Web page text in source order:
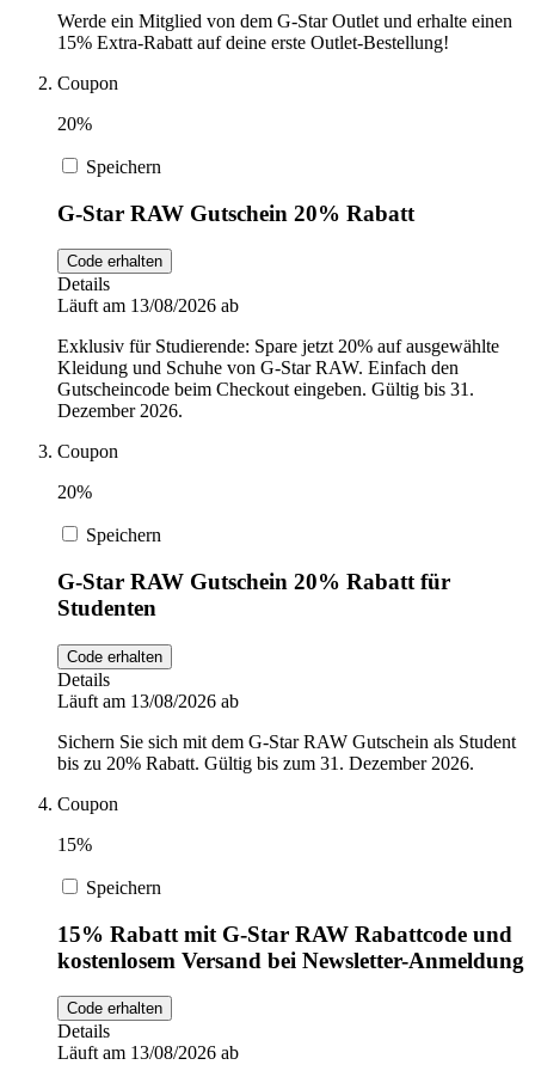
Werde ein Mitglied von dem G-Star Outlet und erhalte einen
15% Extra-Rabatt auf deine erste Outlet-Bestellung!
Coupon
20%
Speichern
G-Star RAW Gutschein 20% Rabatt
Code erhalten
Details
Läuft am 13/08/2026 ab
Exklusiv für Studierende: Spare jetzt 20% auf ausgewählte
Kleidung und Schuhe von G-Star RAW. Einfach den
Gutscheincode beim Checkout eingeben. Gültig bis 31.
Dezember 2026.
Coupon
20%
Speichern
G-Star RAW Gutschein 20% Rabatt für
Studenten
Code erhalten
Details
Läuft am 13/08/2026 ab
Sichern Sie sich mit dem G-Star RAW Gutschein als Student
bis zu 20% Rabatt. Gültig bis zum 31. Dezember 2026.
Coupon
15%
Speichern
15% Rabatt mit G-Star RAW Rabattcode und
kostenlosem Versand bei Newsletter-Anmeldung
Code erhalten
Details
Läuft am 13/08/2026 ab